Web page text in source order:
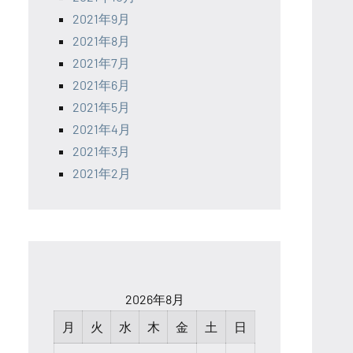
2021年9月
2021年8月
2021年7月
2021年6月
2021年5月
2021年4月
2021年3月
2021年2月
2026年8月
月
火 水 木 金 土 日